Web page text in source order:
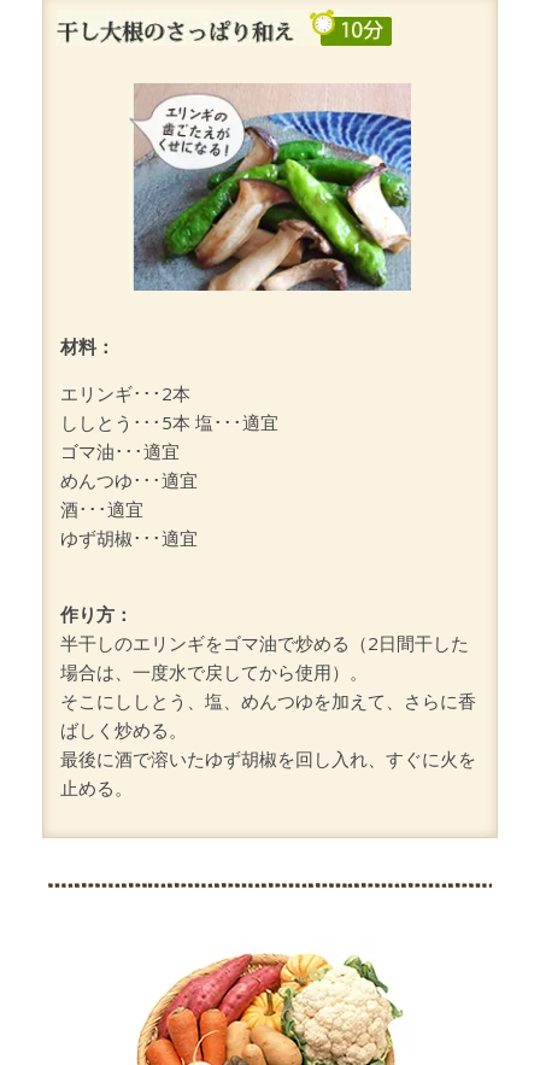
材料：
エリンギ･･･2本
ししとう･･･5本 塩･･･適宜
ゴマ油･･･適宜
めんつゆ･･･適宜
酒･･･適宜
ゆず胡椒･･･適宜
作り方：
半干しのエリンギをゴマ油で炒める（2日間干した
場合は、一度水で戻してから使用）。
そこにししとう、塩、めんつゆを加えて、さらに香
ばしく炒める。
最後に酒で溶いたゆず胡椒を回し入れ、すぐに火を
止める。